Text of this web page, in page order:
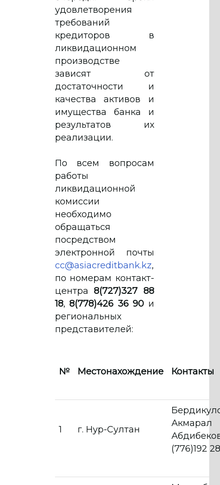
удовлетворения
требований
кредиторов в
ликвидационном
производстве
зависят от
достаточности и
качества активов и
имущества банка и
результатов их
реализации.
По всем вопросам
работы
ликвидационной
комиссии
необходимо
обращаться
посредством
электронной почты
cc@asiacreditbank.kz,
по номерам контакт-
центра8(727)327 88
18,8(778)426 36 90 и
региональных
представителей:
№ Местонахождение Контакты
1 г. Нур-Султан
Акмарал
(776)192